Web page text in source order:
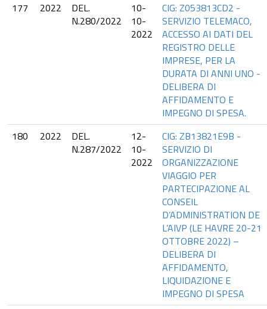
177
2022
DEL.
N.280/2022
10-
10-
2022
CIG: Z053813CD2 -
SERVIZIO TELEMACO,
ACCESSO AI DATI DEL
REGISTRO DELLE
IMPRESE, PER LA
DURATA DI ANNI UNO -
DELIBERA DI
AFFIDAMENTO E
IMPEGNO DI SPESA.
180
2022
DEL.
N.287/2022
12-
10-
2022
CIG: ZB13821E9B -
SERVIZIO DI
ORGANIZZAZIONE
VIAGGIO PER
PARTECIPAZIONE AL
CONSEIL
D’ADMINISTRATION DE
L’AIVP (LE HAVRE 20-21
OTTOBRE 2022) –
DELIBERA DI
AFFIDAMENTO,
LIQUIDAZIONE E
IMPEGNO DI SPESA